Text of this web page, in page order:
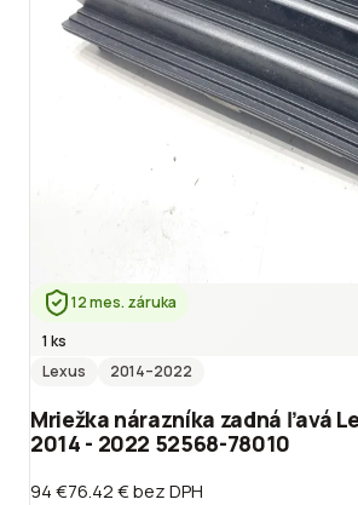
12 mes. záruka
1 ks
Lexus
2014–2022
Mriežka nárazníka zadná ľavá
2014 - 2022 52568-78010
94 €76.42 €bez DPH